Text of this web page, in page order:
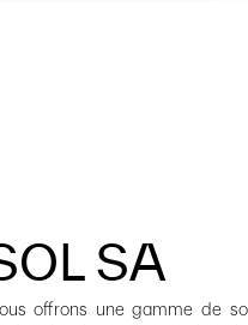
SA
offrons une gamme de